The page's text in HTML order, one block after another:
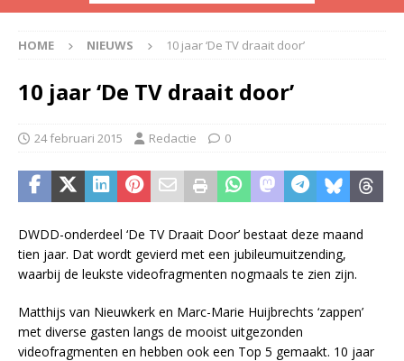
HOME NIEUWS 10 jaar ‘De TV draait door’
10 jaar ‘De TV draait door’
24 februari 2015 Redactie 0
DWDD-onderdeel ‘De TV Draait Door’ bestaat deze maand
tien jaar. Dat wordt gevierd met een jubileumuitzending,
waarbij de leukste videofragmenten nogmaals te zien zijn.
Matthijs van Nieuwkerk en Marc-Marie Huijbrechts ‘zappen’
met diverse gasten langs de mooist uitgezonden
videofragmenten en hebben ook een Top 5 gemaakt. 10 jaar